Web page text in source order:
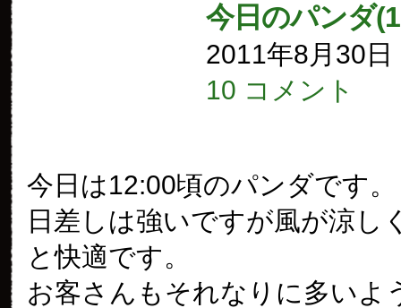
今日のパンダ
2011年8月30日
10 コメント
今日は12:00頃のパンダです。
日差しは強いですが風が涼し
と快適です。
お客さんもそれなりに多いよ